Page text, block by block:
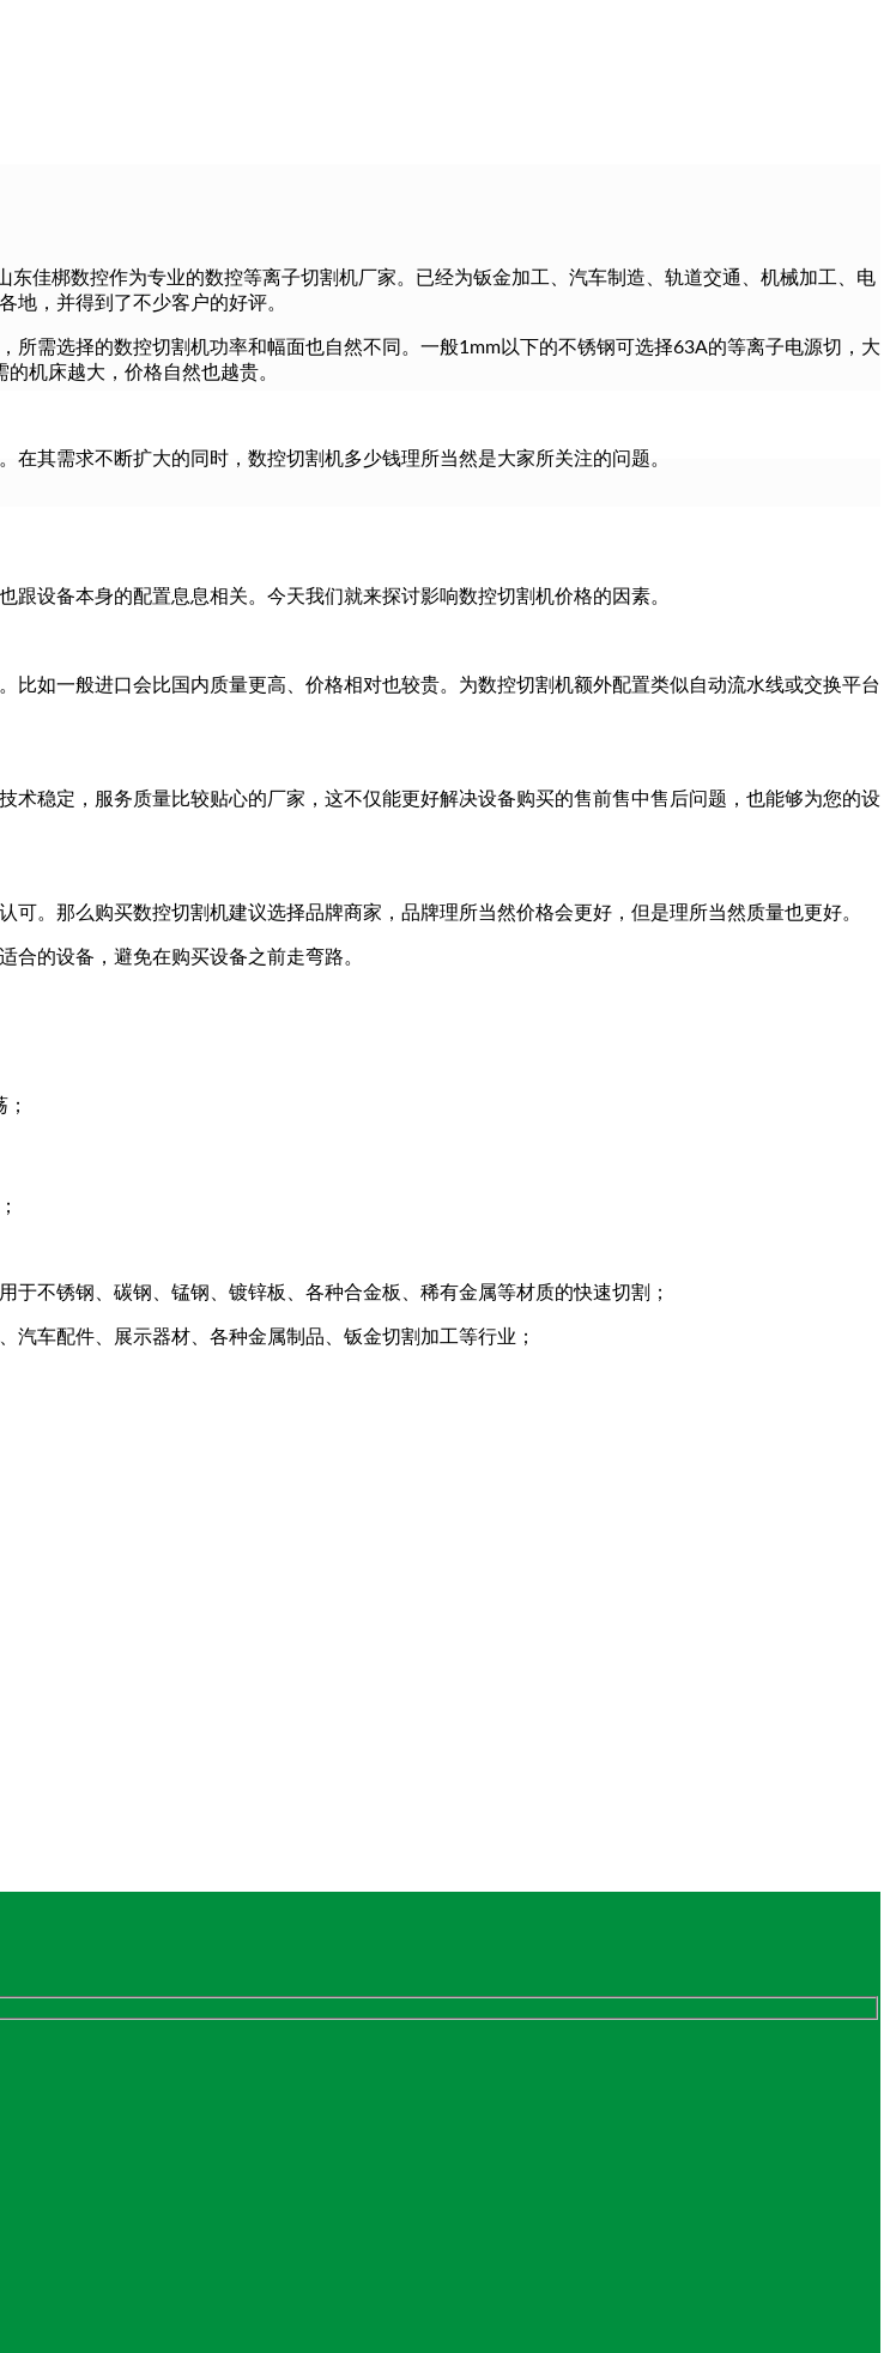
佳梆数控作为专业的数控等离子切割机厂家。已经为钣金加工、汽车制造、轨道交通、机械加工、电
地，并得到了不少客户的好评。
所需选择的数控切割机功率和幅面也自然不同。一般1mm以下的不锈钢可选择63A的等离子电源切，大
机床越大，价格自然也越贵。
其需求不断扩大的同时，数控切割机多少钱理所当然是大家所关注的问题。
设备本身的配置息息相关。今天我们就来探讨影响数控切割机价格的因素。
如一般进口会比国内质量更高、价格相对也较贵。为数控切割机额外配置类似自动流水线或交换平台
稳定，服务质量比较贴心的厂家，这不仅能更好解决设备购买的售前售中售后问题，也能够为您的设
。那么购买数控切割机建议选择品牌商家，品牌理所当然价格会更好，但是理所当然质量也更好。
合的设备，避免在购买设备之前走弯路。
不锈钢、碳钢、锰钢、镀锌板、各种合金板、稀有金属等材质的快速切割；
车配件、展示器材、各种金属制品、钣金切割加工等行业；